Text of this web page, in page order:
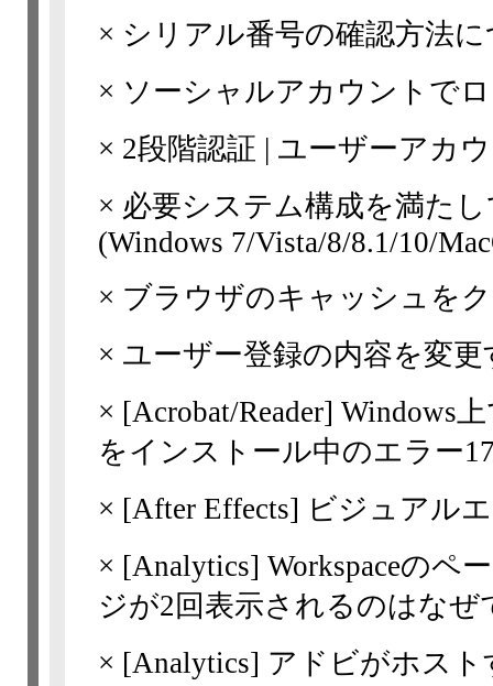
× シリアル番号の確認方法
× ソーシャルアカウントで
× 2段階認証 | ユーザーアカ
× 必要システム構成を満た
(Windows 7/Vista/8/8.1/10/
× ブラウザのキャッシュを
× ユーザー登録の内容を変更
× [Acrobat/Reader] Windows
をインストール中のエラー
× [After Effects] ビジュアル
× [Analytics] Workspaceのペ
ジが2回表示されるのはなぜ
× [Analytics] アドビがホスト